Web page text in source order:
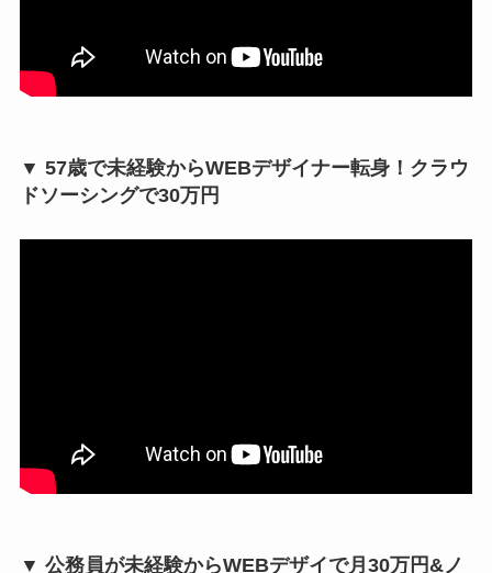
▼ 57歳で未経験からWEBデザイナー転身！クラウ
ドソーシングで30万円
▼ 公務員が未経験からWEBデザイで月30万円&ノ